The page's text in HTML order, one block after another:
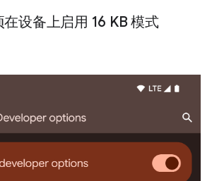
设备上启用 16 KB 模式